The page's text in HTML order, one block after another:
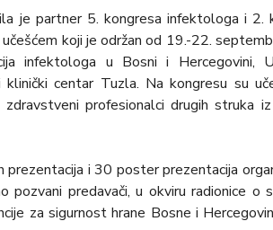
je partner 5. kongresa infektologa i 2.
koji je održan od 19.-22.
infektologa u Bosni i Hercegovini,
centar Tuzla. Na kongresu su
profesionalci drugih struka
i 30 poster prezentacija
predavači, u okviru radionice o
za sigurnost hrane Bosne i